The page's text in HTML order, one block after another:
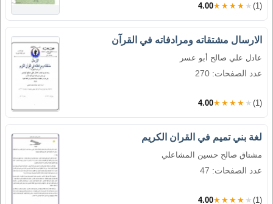
4.00★★★★★ (1)
الارسال مشتقاته ومرادفاته في القرآن
عادل علي صالح أبو عسر
عدد الصفحات: 270
4.00★★★★★ (1)
لغة بني تميم في القران الكريم
مشتاق صالح حسين المشاعلي
عدد الصفحات: 47
4.00★★★★★ (1)